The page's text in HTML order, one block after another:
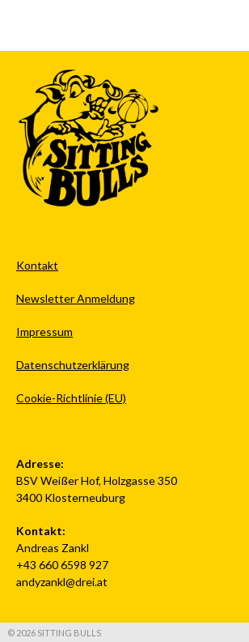
Kontakt
Newsletter Anmeldung
Impressum
Datenschutzerklärung
Cookie-Richtlinie (EU)
Adresse:
BSV Weißer Hof, Holzgasse 350
3400 Klosterneuburg
Kontakt:
Andreas Zankl
+43 660 6598 927
andyzankl@drei.at
© 2026 SITTING BULLS